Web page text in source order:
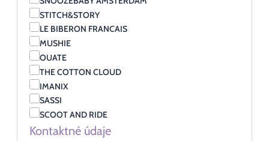
STITCH&STORY
LE BIBERON FRANCAIS
MUSHIE
OUATE
THE COTTON CLOUD
IMANIX
SASSI
SCOOT AND RIDE
Kontaktné údaje